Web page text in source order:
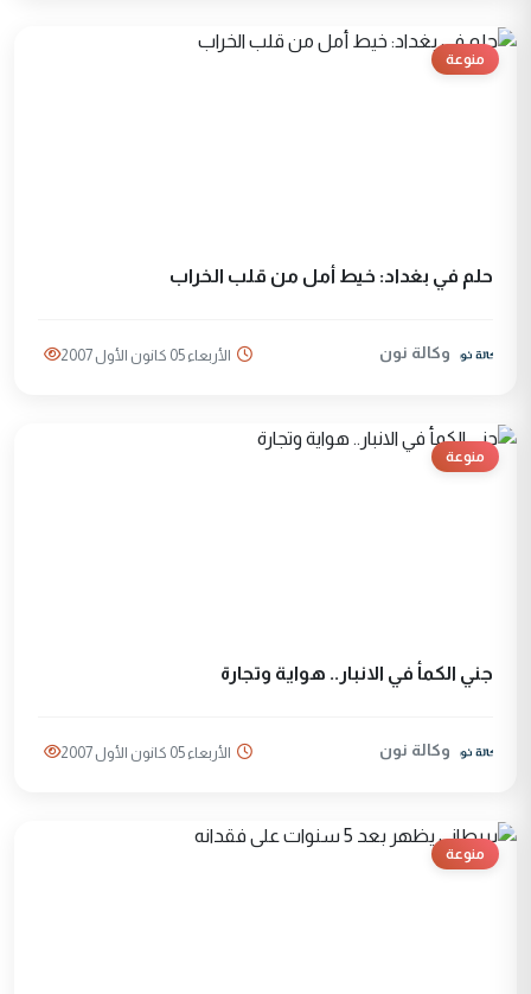
منوعة
حلم في بغداد: خيط أمل من قلب الخراب
وكالة نون الأربعاء 05 كانون الأول 2007
منوعة
جني الكمأ في الانبار.. هواية وتجارة
وكالة نون الأربعاء 05 كانون الأول 2007
منوعة